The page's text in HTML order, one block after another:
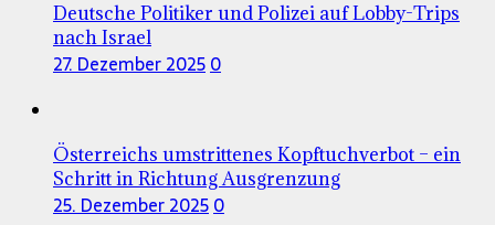
Deutsche Politiker und Polizei auf Lobby-Trips
nach Israel
27. Dezember 20250
Österreichs umstrittenes Kopftuchverbot – ein
Schritt in Richtung Ausgrenzung
25. Dezember 20250